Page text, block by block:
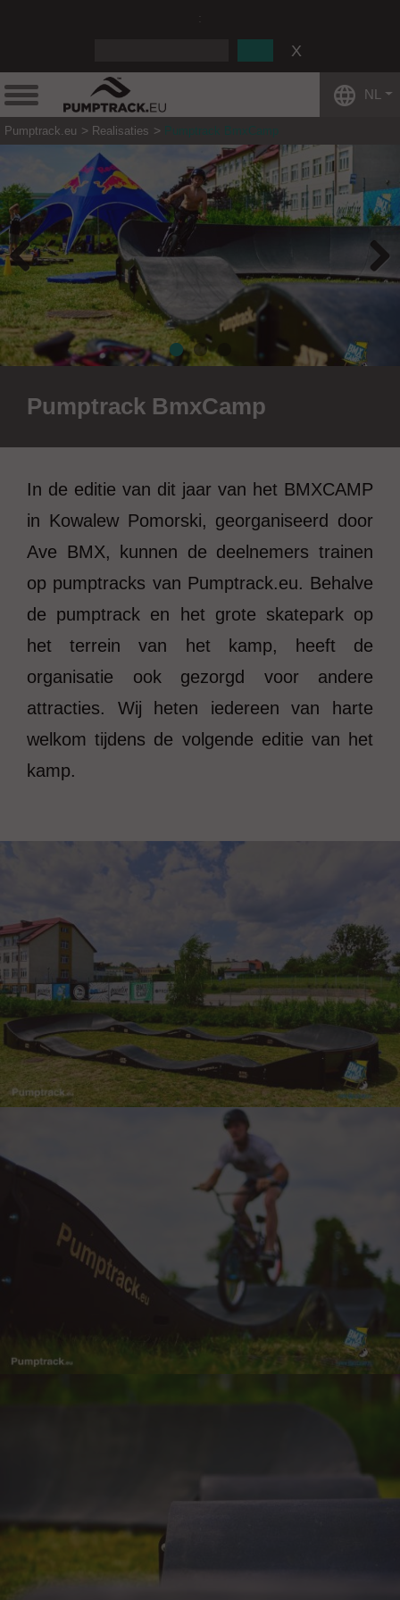
NL
Pumptrack.eu Realisaties Pumptrack BmxCamp
Pumptrack BmxCamp
Previous Next
In de editie van dit jaar van het BMXCAMP
in Kowalew Pomorski, georganiseerd door
Ave BMX, kunnen de deelnemers trainen
op pumptracks van Pumptrack.eu. Behalve
de pumptrack en het grote skatepark op
het terrein van het kamp, heeft de
organisatie ook gezorgd voor andere
attracties. Wij heten iedereen van harte
welkom tijdens de volgende editie van het
kamp.